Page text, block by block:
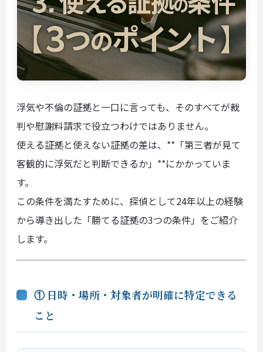
浮気や不倫の証拠と一口に言っても、そのすべてが裁
判や慰謝料請求で役立つわけではありません。
使える証拠と使えない証拠の差は、**「第三者が見て
客観的に浮気だと判断できるか」**にかかっていま
す。
この条件を満たすために、探偵として24年以上の経験
から導き出した「勝てる証拠の3つの条件」をご紹介
します。
① 日時・場所・対象者が明確に特定できる
こと